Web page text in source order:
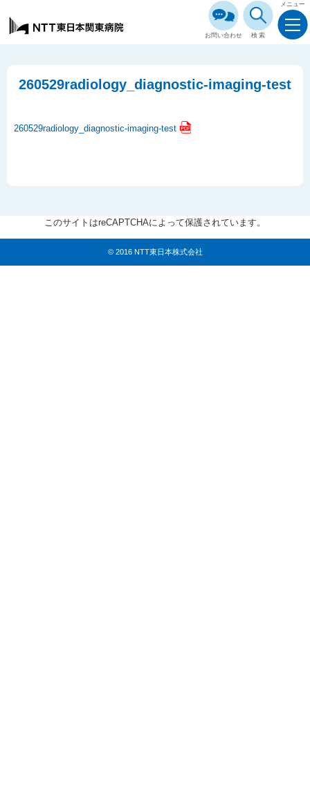
お問い合わせ 検索
メニュー
260529radiology_diagnostic-imaging-test
260529radiology_diagnostic-imaging-test
このサイトはreCAPTCHAによって保護されています。
© 2016 NTT東日本株式会社